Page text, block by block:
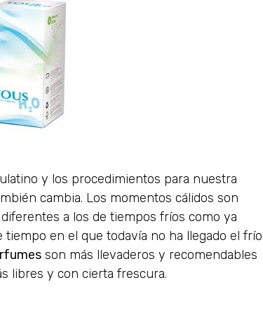
y los procedimientos para nuestra
cambia. Los momentos cálidos son
a los de tiempos fríos como ya
en el que todavía no ha llegado el frío
son más llevaderos y recomendables
libres y con cierta frescura.